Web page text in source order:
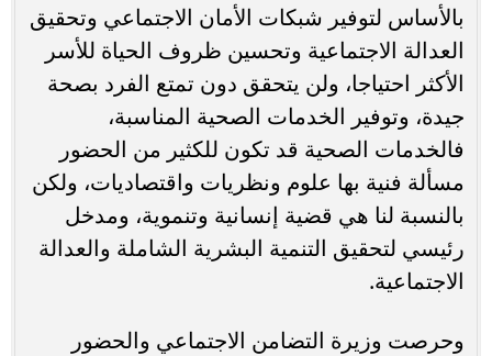
بالأساس لتوفیر شبكات الأمان الاجتماعي وتحقیق
العدالة الاجتماعیة وتحسین ظروف الحیاة للأسر
الأكثر احتياجا، ولن یتحقق دون تمتع الفرد بصحة
جیدة، وتوفیر الخدمات الصحیة المناسبة،
فالخدمات الصحیة قد تكون للكثیر من الحضور
مسألة فنیة بھا علوم ونظریات واقتصادیات، ولكن
بالنسبة لنا ھي قضیة إنسانیة وتنمویة، ومدخل
رئیسي لتحقیق التنمیة البشریة الشاملة والعدالة
الاجتماعیة.
وحرصت وزيرة التضامن الاجتماعي والحضور